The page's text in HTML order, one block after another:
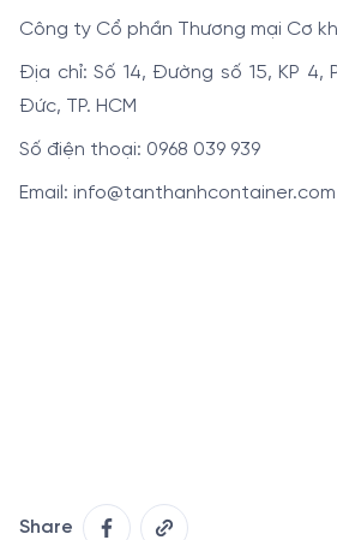
Công ty Cổ phần Thương mại Cơ
Địa chỉ: Số 14, Đường số 15, KP 4,
Đức, TP. HCM
Số điện thoại: 0968 039 939
Email: info@tanthanhcontainer.com
Share